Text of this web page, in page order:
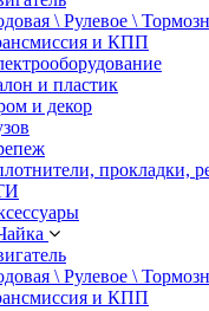
\ Рулевое \
и КПП
и пластик
и декор
прокладки,
\ Рулевое \
и КПП